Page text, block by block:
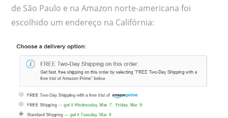
de São Paulo e na Amazon norte-americana foi
escolhido um endereço na Califórnia: